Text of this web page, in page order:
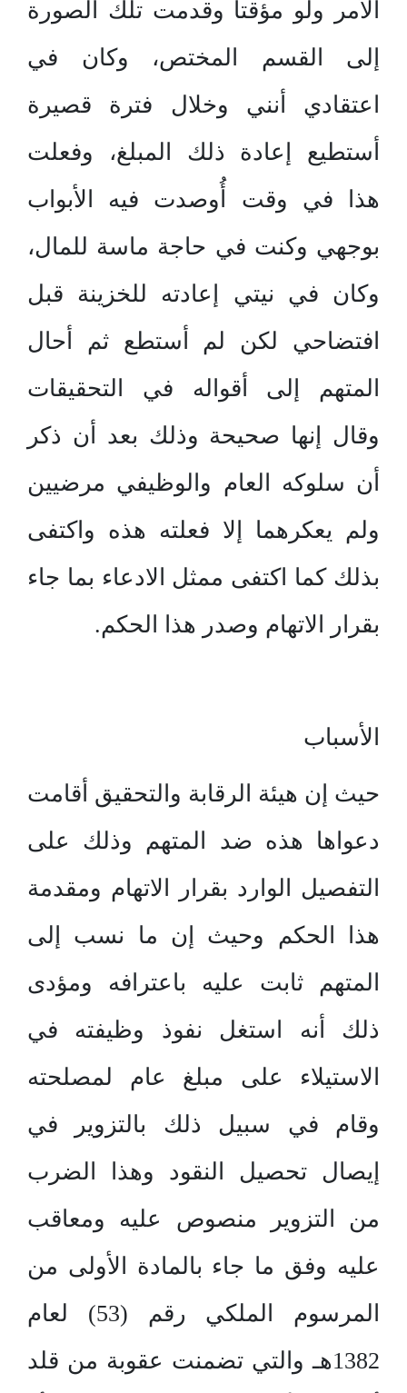
الأمر ولو مؤقتاً وقدمت تلك الصورة
إلى القسم المختص، وكان في
اعتقادي أنني وخلال فترة قصيرة
أستطيع إعادة ذلك المبلغ، وفعلت
هذا في وقت أُوصدت فيه الأبواب
بوجهي وكنت في حاجة ماسة للمال،
وكان في نيتي إعادته للخزينة قبل
افتضاحي لكن لم أستطع ثم أحال
المتهم إلى أقواله في التحقيقات
وقال إنها صحيحة وذلك بعد أن ذكر
أن سلوكه العام والوظيفي مرضيين
ولم يعكرهما إلا فعلته هذه واكتفى
بذلك كما اكتفى ممثل الادعاء بما جاء
بقرار الاتهام وصدر هذا الحكم.
الأسباب
حيث إن هيئة الرقابة والتحقيق أقامت
دعواها هذه ضد المتهم وذلك على
التفصيل الوارد بقرار الاتهام ومقدمة
هذا الحكم وحيث إن ما نسب إلى
المتهم ثابت عليه باعترافه ومؤدى
ذلك أنه استغل نفوذ وظيفته في
الاستيلاء على مبلغ عام لمصلحته
وقام في سبيل ذلك بالتزوير في
إيصال تحصيل النقود وهذا الضرب
من التزوير منصوص عليه ومعاقب
عليه وفق ما جاء بالمادة الأولى من
المرسوم الملكي رقم (53) لعام
1382هـ والتي تضمنت عقوبة من قلد